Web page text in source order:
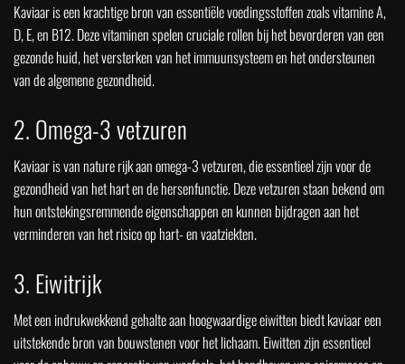
Kaviaar is een krachtige bron van essentiële voedingsstoffen zoals vitamine A,
D, E, en B12. Deze vitaminen spelen cruciale rollen bij het bevorderen van een
gezonde huid, het versterken van het immuunsysteem en het ondersteunen
van de algemene gezondheid.
2. Omega-3 vetzuren
Kaviaar is van nature rijk aan omega-3 vetzuren, die essentieel zijn voor de
gezondheid van het hart en de hersenfunctie. Deze vetzuren staan bekend om
hun ontstekingsremmende eigenschappen en kunnen bijdragen aan het
verminderen van het risico op hart- en vaatziekten.
3. Eiwitrijk
Met een indrukwekkend gehalte aan hoogwaardige eiwitten biedt kaviaar een
uitstekende bron van bouwstenen voor het lichaam. Eiwitten zijn essentieel